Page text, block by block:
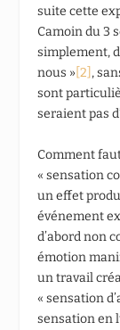
suite cette
Camoin du 3
simplement,
nous » [2] ,
sont
seraient pas
Comment
« sensation
un effet
événement
d’abord non
émotion
un travail
« sensation
sensation en